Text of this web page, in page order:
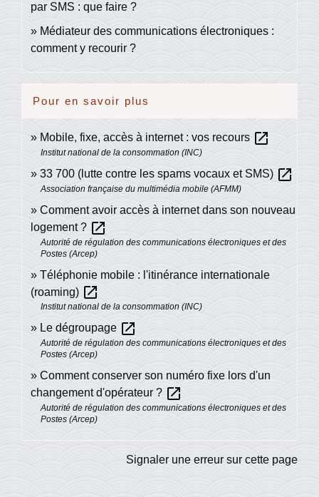
par SMS : que faire ?
Médiateur des communications électroniques :
comment y recourir ?
Pour en savoir plus
Mobile, fixe, accès à internet : vos recours open_in_new
Institut national de la consommation (INC)
33 700 (lutte contre les spams vocaux et SMS) open_in_new
Association française du multimédia mobile (AFMM)
Comment avoir accès à internet dans son nouveau
logement ? open_in_new
Autorité de régulation des communications électroniques et des
Postes (Arcep)
Téléphonie mobile : l'itinérance internationale
(roaming) open_in_new
Institut national de la consommation (INC)
Le dégroupage open_in_new
Autorité de régulation des communications électroniques et des
Postes (Arcep)
Comment conserver son numéro fixe lors d'un
changement d'opérateur ? open_in_new
Autorité de régulation des communications électroniques et des
Postes (Arcep)
Signaler une erreur sur cette page